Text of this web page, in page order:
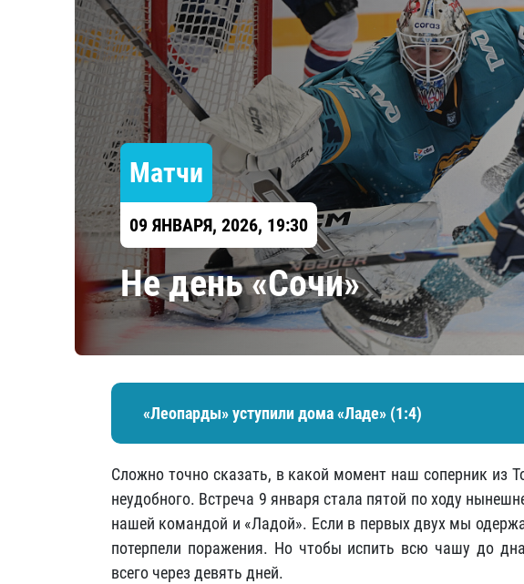
Локомотив
Северсталь
ЦСКА
Шанхайские Драконы
Амур
Барыс
Салават
Сибирь
Матчи
09 ЯНВАРЯ, 2026, 19:30
Не день «Сочи»
«Леопарды» уступили дома «Ладе» (1:4)
Сложно точно сказать, в какой момент наш соперник из
неудобного. Встреча 9 января стала пятой по ходу
нашей командой и «Ладой». Если в первых двух мы
потерпели поражения. Но чтобы испить всю чашу до
всего через девять дней.